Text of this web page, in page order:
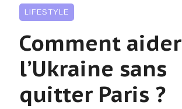
LIFESTYLE
Comment aider
l’Ukraine sans
quitter Paris ?